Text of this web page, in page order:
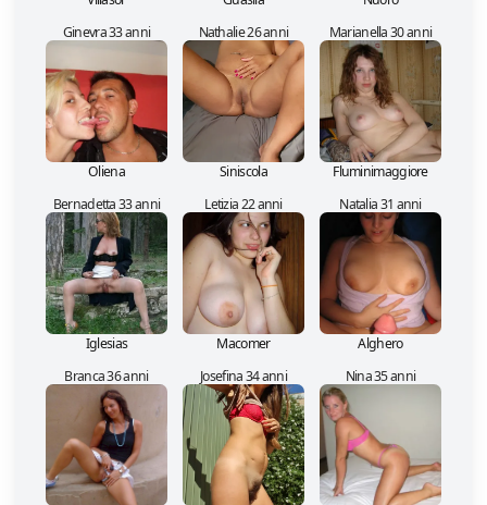
Ginevra 33 anni
Oliena
Nathalie 26 anni
Siniscola
Marianella 30 anni
Fluminimaggiore
Bernadetta 33 anni
Iglesias
Letizia 22 anni
Macomer
Natalia 31 anni
Alghero
Branca 36 anni
Josefina 34 anni Nina 35 anni